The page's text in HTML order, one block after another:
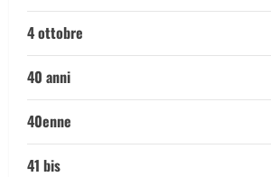
4 ottobre
40 anni
40enne
41 bis